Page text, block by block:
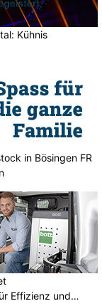
Kühnis
in Bösingen FR
Effizienz und